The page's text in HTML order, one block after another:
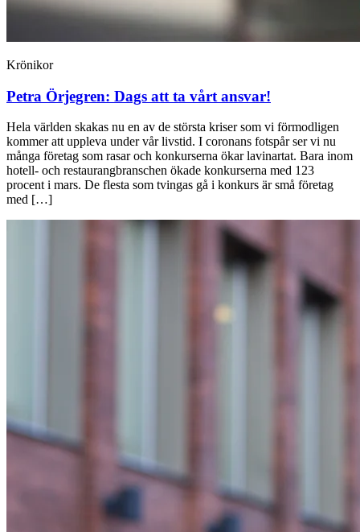
Krönikor
Petra Örjegren: Dags att ta vårt ansvar!
Hela världen skakas nu en av de största kriser som vi förmodligen
kommer att uppleva under vår livstid. I coronans fotspår ser vi nu
många företag som rasar och konkurserna ökar lavinartat. Bara inom
hotell- och restaurangbranschen ökade konkurserna med 123
procent i mars. De flesta som tvingas gå i konkurs är små företag
med […]